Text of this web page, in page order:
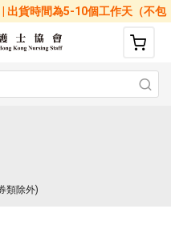
出貨時間為5-10個工作天（不包
眾假期）
類除外)